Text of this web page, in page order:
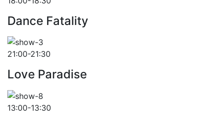
Dance Fatality
21:00-21:30
Love Paradise
13:00-13:30